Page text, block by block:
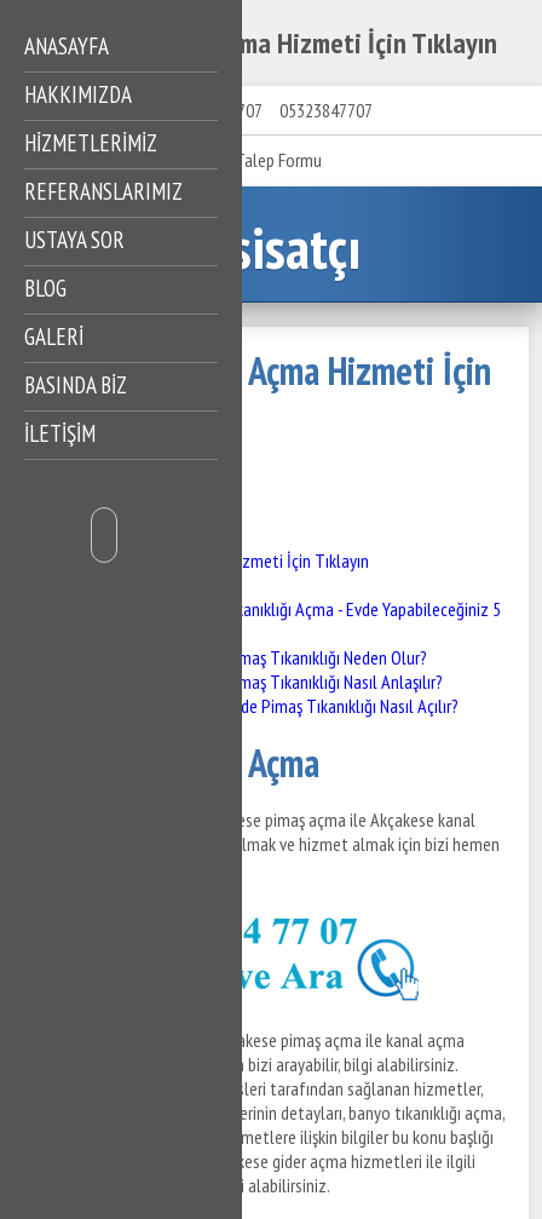
Akçakese Gider Açma Hizmeti İçin Tıklayın
ANASAYFA
HAKKIMIZDA
HIZMETLERIMIZ
REFERANSLARIMIZ
USTAYA SOR
BLOG
GALERİ
BASINDA BİZ
İLETİŞİM
05323847707 05323847707
Talep Formu
Tesisatçı
Akçakese Gider Açma Hizmeti İçin
Tıklayın
İçindekiler
Akçakese Gider Açma Hizmeti İçin Tıklayın
Pimaş Tıkanıklığı Açma - Evde Yapabileceğiniz 5
Pimaş Tıkanıklığı Neden Olur?
Pimaş Tıkanıklığı Nasıl Anlaşılır?
Evde Pimaş Tıkanıklığı Nasıl Açılır?
Akçakese Gider Açma
Akçakese gider açma ve Akçakese pimaş açma ile Akçakese kanal
açma hizmetleri ile ilgili bilgi almak ve hizmet almak için bizi hemen
ve Akçakese pimaş açma ile kanal açma
hizmetleri ile ilgili detaylar için bizi arayabilir, bilgi alabilirsiniz.
Akçakese tıkanıklık açma servisleri tarafından sağlanan hizmetler,
sunulan tıkanıklık açma servislerinin detayları, banyo tıkanıklığı açma,
klozet tıkanıklığı açma gibi hizmetlere ilişkin bilgiler bu konu başlığı
altında listelenmektedir. Akçakese gider açma hizmetleri ile ilgili
detaylar için bizi arayabilir, bilgi alabilirsiniz.